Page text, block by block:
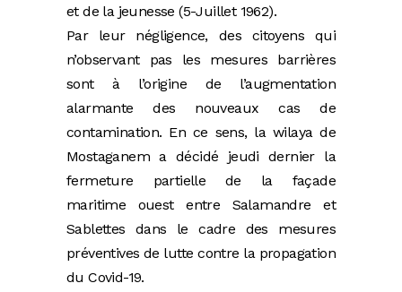
et de la jeunesse (5-Juillet 1962).
Par leur négligence, des citoyens qui
n’observant pas les mesures barrières
sont à l’origine de l’augmentation
alarmante des nouveaux cas de
contamination. En ce sens, la wilaya de
Mostaganem a décidé jeudi dernier la
fermeture partielle de la façade
maritime ouest entre Salamandre et
Sablettes dans le cadre des mesures
préventives de lutte contre la propagation
du Covid-19.